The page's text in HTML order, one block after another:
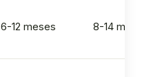
6-12 meses 8-14 meses